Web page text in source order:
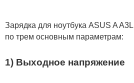
Зарядка для ноутбука ASUS A A3L
по трем основным параметрам:
1) Выходное напряжение